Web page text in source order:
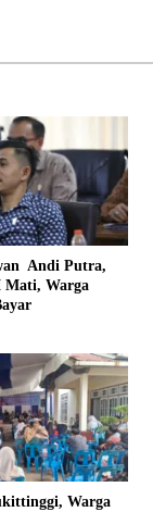
Andi Putra,
Mati, Warga
Warga